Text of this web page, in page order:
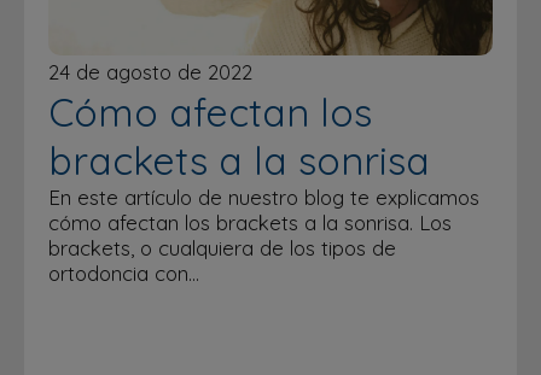
24 de agosto de 2022
Cómo afectan los
brackets a la sonrisa
En este artículo de nuestro blog te explicamos
cómo afectan los brackets a la sonrisa. Los
brackets, o cualquiera de los tipos de
ortodoncia con…